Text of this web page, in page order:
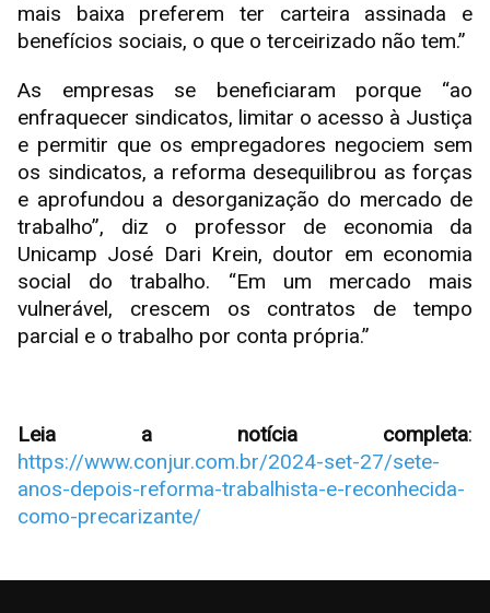
mais baixa preferem ter carteira assinada e
benefícios sociais, o que o terceirizado não tem.”
As empresas se beneficiaram porque “ao
enfraquecer sindicatos, limitar o acesso à Justiça
e permitir que os empregadores negociem sem
os sindicatos, a reforma desequilibrou as forças
e aprofundou a desorganização do mercado de
trabalho”, diz o professor de economia da
Unicamp José Dari Krein, doutor em economia
social do trabalho. “Em um mercado mais
vulnerável, crescem os contratos de tempo
parcial e o trabalho por conta própria.”
Leia a notícia completa:
https://www.conjur.com.br/2024-set-27/sete-
anos-depois-reforma-trabalhista-e-reconhecida-
como-precarizante/